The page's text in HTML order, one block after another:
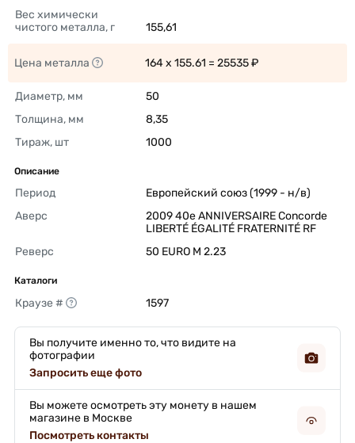
Вес химически
чистого металла, г
155,61
Цена металла 164 x 155.61 = 25535 ₽
Диаметр, мм
50
Толщина, мм
8,35
Тираж, шт
1000
Описание
Период
Европейский союз (1999 - н/в)
Аверс
2009 40e ANNIVERSAIRE Concorde
LIBERTÉ ÉGALITÉ FRATERNITÉ RF
Реверс
50 EURO M 2.23
Каталоги
Краузе # 1597
Вы получите именно то, что видите на
фотографии
Запросить еще фото
Вы можете осмотреть эту монету в нашем
магазине в Москве
Посмотреть контакты